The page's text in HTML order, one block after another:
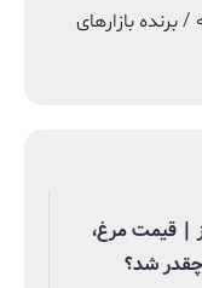
برنده بازارهای
| قیمت مرغ،
شد؟